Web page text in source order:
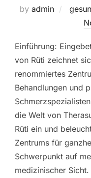
by admin
Einführung:
von Rüti zeichnet
renommiertes
Behandlungen und
die Welt von
Rüti ein und
Zentrums für
Schwerpunkt auf
medizinischer